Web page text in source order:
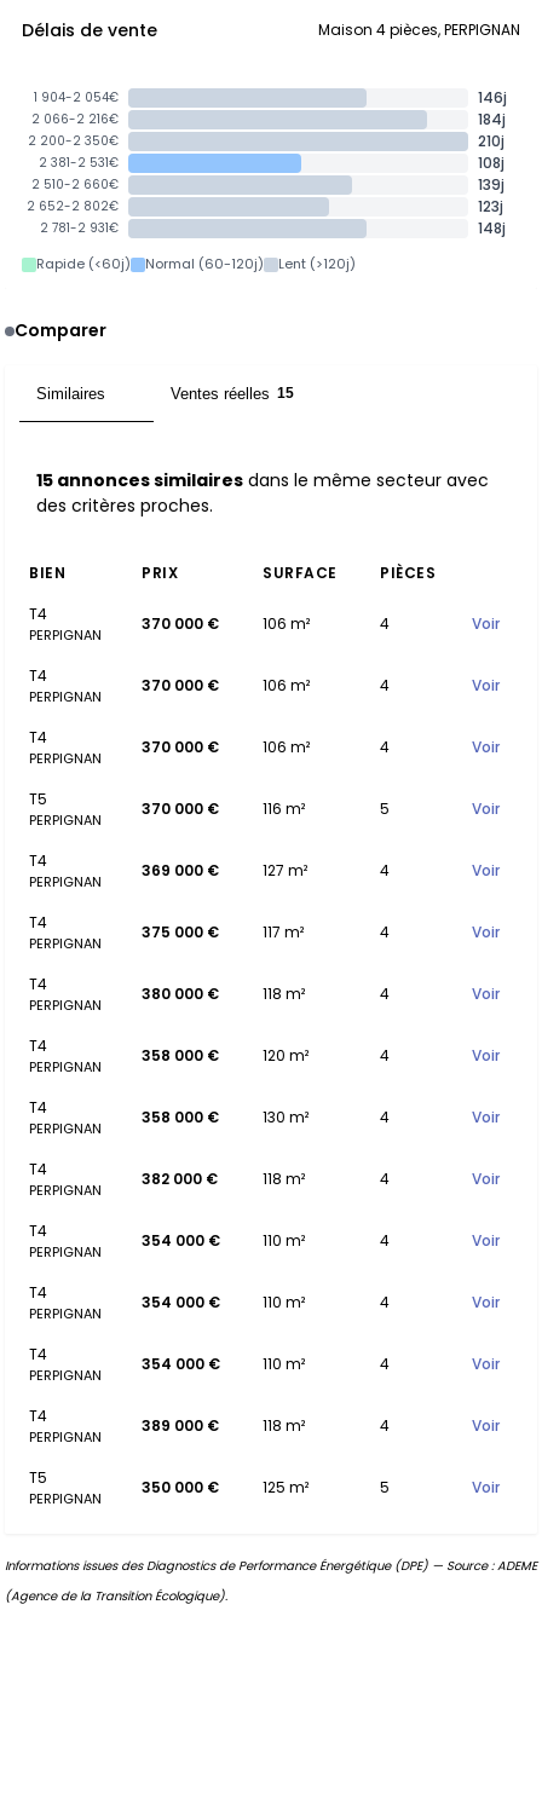
Délais de vente Maison 4 pièces, PERPIGNAN
1 904-2 054€ 146j
2 066-2 216€ 184j
2 200-2 350€ 210j
2 381-2 531€ 108j
2 510-2 660€ 139j
2 652-2 802€ 123j
2 781-2 931€ 148j
Rapide (<60j) Normal (60-120j) Lent (>120j)
Comparer
Similaires Ventes réelles 15
15 annonces similaires dans le même secteur avec
des critères proches.
BIEN PRIX SURFACE
PIÈCES
T4
PERPIGNAN
370 000 € 106 m² 4 Voir
T4
PERPIGNAN
370 000 € 106 m² 4 Voir
T4
PERPIGNAN
370 000 € 106 m² 4 Voir
T5
PERPIGNAN
370 000 € 116 m² 5 Voir
T4
PERPIGNAN
369 000 € 127 m² 4 Voir
T4
PERPIGNAN
375 000 € 117 m² 4 Voir
T4
PERPIGNAN
380 000 € 118 m² 4 Voir
T4
PERPIGNAN
358 000 € 120 m² 4 Voir
T4
PERPIGNAN
358 000 € 130 m² 4 Voir
T4
PERPIGNAN
382 000 € 118 m² 4 Voir
T4
PERPIGNAN
354 000 € 110 m² 4 Voir
T4
PERPIGNAN
354 000 € 110 m² 4 Voir
T4
PERPIGNAN
354 000 € 110 m² 4 Voir
T4
PERPIGNAN
389 000 € 118 m² 4 Voir
T5
PERPIGNAN
350 000 € 125 m² 5 Voir
Informations issues des Diagnostics de Performance Énergétique (DPE) — Source : ADEME
(Agence de la Transition Écologique).